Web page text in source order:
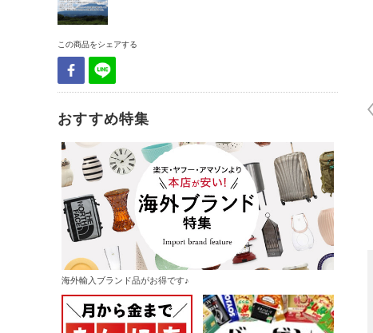
この商品をシェアする
おすすめ特集
海外輸入ブランド品がお得です♪